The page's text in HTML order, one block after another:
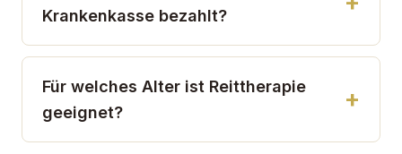
Krankenkasse bezahlt?
Für welches Alter ist Reittherapie
geeignet?